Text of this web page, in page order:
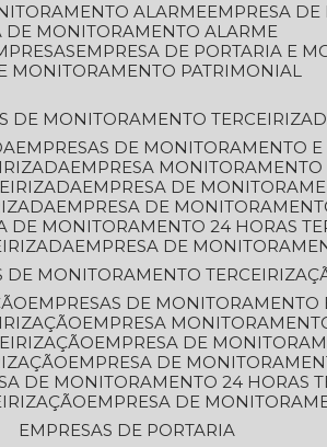
ALARME
EMPRESA
DE MONITORAMENTO ALARME
EMPRESA DE PORTARIA E
MONITORAMENTO PATRIMONIAL
DE MONITORAMENTO
EMPRESAS DE MONITORAMENTO
EMPRESA
EMPRESA DE
EMPRESA DE
DE MONITORAMENTO 24 HORAS
EMPRESA DE
DE MONITORAMENTO
EMPRESAS DE
EMPRESA
EMPRESA DE
EMPRESA DE
DE MONITORAMENTO 24 HORAS
EMPRESA DE
EMPRESAS DE PORTARIA